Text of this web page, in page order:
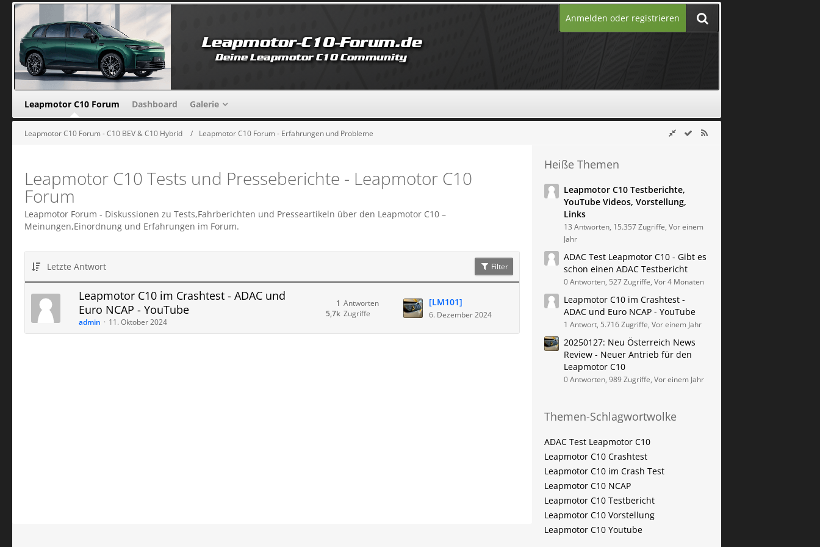
Anmelden oder registrieren
Leapmotor C10 Forum Dashboard Galerie
Leapmotor C10 Forum - C10 BEV & C10 Hybrid Leapmotor C10 Forum - Erfahrungen und Probleme
Leapmotor C10 Tests und Presseberichte - Leapmotor C10
Forum
Leapmotor Forum - Diskussionen zu Tests,Fahrberichten und Presseartikeln über den Leapmotor C10 –
Meinungen,Einordnung und Erfahrungen im Forum.
Letzte Antwort Filter
Leapmotor C10 im Crashtest - ADAC und
Euro NCAP - YouTube
admin 11. Oktober 2024
Antworten
1
Zugriffe
5,7k
[LM101]
6. Dezember 2024
Heiße Themen
Leapmotor C10 Testberichte,
YouTube Videos, Vorstellung,
Links
13 Antworten, 15.357 Zugriffe, Vor einem
Jahr
ADAC Test Leapmotor C10 - Gibt es
schon einen ADAC Testbericht
0 Antworten, 527 Zugriffe, Vor 4 Monaten
Leapmotor C10 im Crashtest -
ADAC und Euro NCAP - YouTube
1 Antwort, 5.716 Zugriffe, Vor einem Jahr
20250127: Neu Österreich News
Review - Neuer Antrieb für den
Leapmotor C10
0 Antworten, 989 Zugriffe, Vor einem Jahr
Themen-Schlagwortwolke
ADAC Test Leapmotor C10
Leapmotor C10 Crashtest
Leapmotor C10 im Crash Test
Leapmotor C10 NCAP
Leapmotor C10 Testbericht
Leapmotor C10 Vorstellung
Leapmotor C10 Youtube